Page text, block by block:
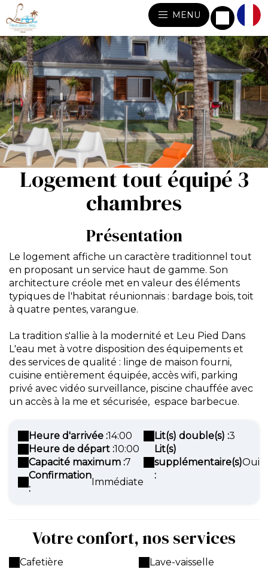
MENU
Logement tout équipé 3
chambres
Présentation
Le logement affiche un caractère traditionnel tout
en proposant un service haut de gamme. Son
architecture créole met en valeur des éléments
typiques de l'habitat réunionnais : bardage bois, toit
à quatre pentes, varangue.
La tradition s'allie à la modernité et Leu Pied Dans
L'eau met à votre disposition des équipements et
des services de qualité : linge de maison fourni,
cuisine entièrement équipée, accès wifi, parking
privé avec vidéo surveillance, piscine chauffée avec
un accès à la me et sécurisée, espace barbecue.
Heure d'arrivée :14:00
Heure de départ :10:00
Capacité maximum :7
Confirmation
:
Immédiate
Lit(s) double(s) :3
Lit(s)
supplémentaire(s)
:
Oui
Votre confort, nos services
Cafetière
Lave-vaisselle